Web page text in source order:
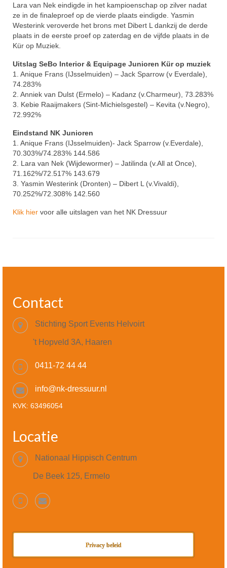
Lara van Nek eindigde in het kampioenschap op zilver nadat
ze in de finaleproef op de vierde plaats eindigde. Yasmin
Westerink veroverde het brons met Dibert L dankzij de derde
plaats in de eerste proef op zaterdag en de vijfde plaats in de
Kür op Muziek.
Uitslag SeBo Interior & Equipage Junioren Kür op muziek
1. Anique Frans (IJsselmuiden) – Jack Sparrow (v Everdale),
74.283%
2. Anniek van Dulst (Ermelo) – Kadanz (v.Charmeur), 73.283%
3. Kebie Raaijmakers (Sint-Michielsgestel) – Kevita (v.Negro),
72.992%
Eindstand NK Junioren
1. Anique Frans (IJsselmuiden)- Jack Sparrow (v.Everdale),
70.303%/74.283% 144.586
2. Lara van Nek (Wijdewormer) – Jatilinda (v.All at Once),
71.162%/72.517% 143.679
3. Yasmin Westerink (Dronten) – Dibert L (v.Vivaldi),
70.252%/72.308% 142.560
Klik hier voor alle uitslagen van het NK Dressuur
Contact
Stichting Sport Events Helvoirt
't Hopveld 3A, Haaren
0411-72 44 44
info@nk-dressuur.nl
KVK: 63496054
Locatie
Nationaal Hippisch Centrum
De Beek 125, Ermelo
Privacy beleid